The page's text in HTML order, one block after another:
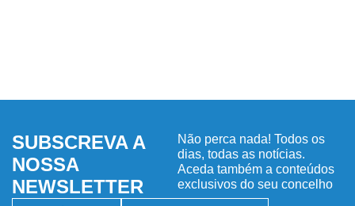
SUBSCREVA A
NOSSA
NEWSLETTER
Não perca nada! Todos os
dias, todas as notícias.
Aceda também a conteúdos
exclusivos do seu concelho